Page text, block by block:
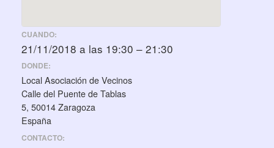
CUANDO:
21/11/2018 a las 19:30 – 21:30
DONDE:
Local Asociación de Vecinos
Calle del Puente de Tablas
5, 50014 Zaragoza
España
CONTACTO: